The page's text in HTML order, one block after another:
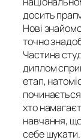
досить
Нові
точно
Частина
диплом
етап,
хто
навчання,
себе